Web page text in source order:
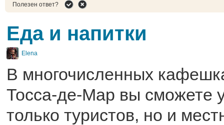
Полезен ответ?
Еда и напитки
Elena
В многочисленных
Тосса-де-Мар вы сможете
только туристов, но и